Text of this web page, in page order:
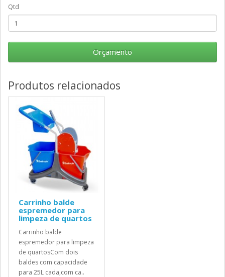
Qtd
Orçamento
Produtos relacionados
Carrinho balde
espremedor para
limpeza de quartos
Carrinho balde
espremedor para limpeza
de quartosCom dois
baldes com capacidade
para 25L cada,com ca..